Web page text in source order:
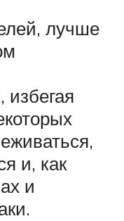
лучше
избегая
и, как
и